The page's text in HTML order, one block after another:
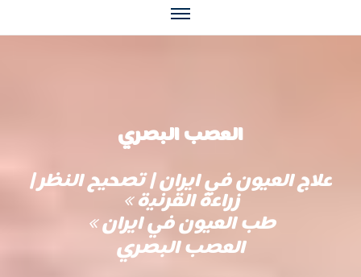
العصب البصري
علاج العيون في ايران | تصحيح النظر |
زراعة القرنية
طب العيون في ايران
العصب البصري